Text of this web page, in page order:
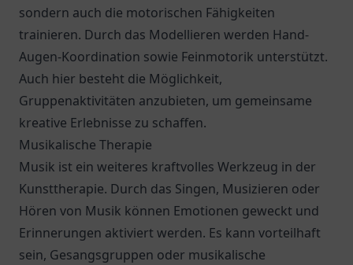
sondern auch die motorischen Fähigkeiten
trainieren. Durch das Modellieren werden Hand-
Augen-Koordination sowie Feinmotorik unterstützt.
Auch hier besteht die Möglichkeit,
Gruppenaktivitäten anzubieten, um gemeinsame
kreative Erlebnisse zu schaffen.
Musikalische Therapie
Musik ist ein weiteres kraftvolles Werkzeug in der
Kunsttherapie. Durch das Singen, Musizieren oder
Hören von Musik können Emotionen geweckt und
Erinnerungen aktiviert werden. Es kann vorteilhaft
sein, Gesangsgruppen oder musikalische